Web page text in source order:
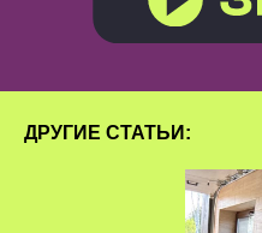
ДРУГИЕ СТАТЬИ: